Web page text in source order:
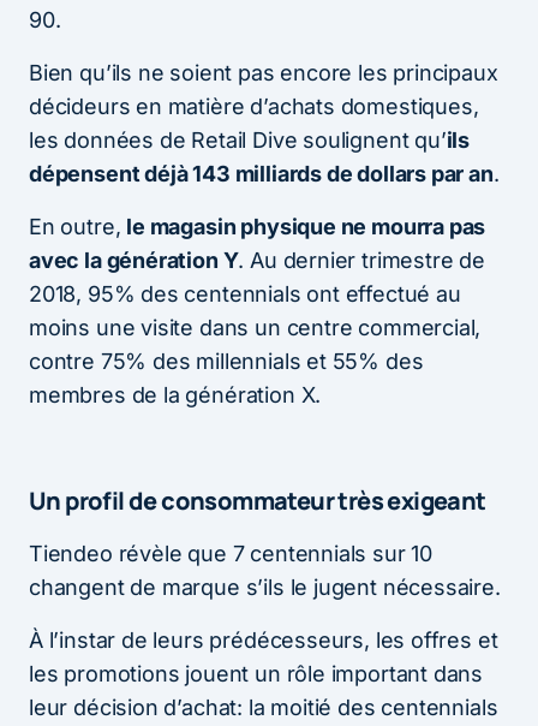
90.
Bien qu’ils ne soient pas encore les principaux
décideurs en matière d’achats domestiques,
les données de Retail Dive soulignent qu’ils
dépensent déjà 143 milliards de dollars par an.
En outre, le magasin physique ne mourra pas
avec la génération Y. Au dernier trimestre de
2018, 95% des centennials ont effectué au
moins une visite dans un centre commercial,
contre 75% des millennials et 55% des
membres de la génération X.
Un profil de consommateur très exigeant
Tiendeo révèle que 7 centennials sur 10
changent de marque s’ils le jugent nécessaire.
À l’instar de leurs prédécesseurs, les offres et
les promotions jouent un rôle important dans
leur décision d’achat: la moitié des centennials